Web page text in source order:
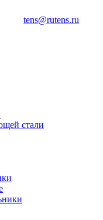
tens@rutens.ru
стали